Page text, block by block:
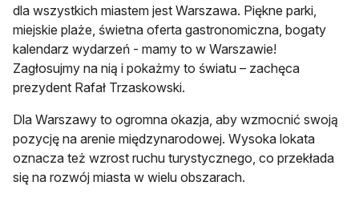
dla wszystkich miastem jest Warszawa. Piękne parki,
miejskie plaże, świetna oferta gastronomiczna, bogaty
kalendarz wydarzeń - mamy to w Warszawie!
Zagłosujmy na nią i pokażmy to światu – zachęca
prezydent Rafał Trzaskowski.
Dla Warszawy to ogromna okazja, aby wzmocnić swoją
pozycję na arenie międzynarodowej. Wysoka lokata
oznacza też wzrost ruchu turystycznego, co przekłada
się na rozwój miasta w wielu obszarach.